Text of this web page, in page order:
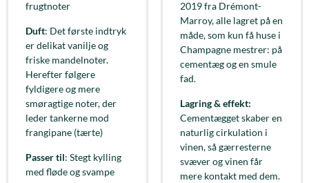
frugtnoter
Duft: Det første indtryk
er delikat vanilje og
friske mandelnoter.
Herefter følgere
fyldigere og mere
smøragtige noter, der
leder tankerne mod
frangipane (tærte)
Passer til: Stegt kylling
med fløde og svampe
2019 fra Drémont-
Marroy, alle lagret på en
måde, som kun få huse i
Champagne mestrer: på
cementæg og en smule
fad.
Lagring & effekt:
Cementægget skaber en
naturlig cirkulation i
vinen, så gærresterne
svæver og vinen får
mere kontakt med dem.